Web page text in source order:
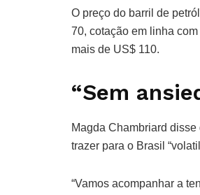
O preço do barril de
70, cotação em linha
mais de US$ 110.
“Sem
Magda Chambriard
trazer para o Brasil
“Vamos acompanhar a